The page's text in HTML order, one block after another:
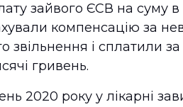
зайвого ЄСВ на суму в
компенсацію за
звільнення і сплатили
гривень.
2020 року у лікарні